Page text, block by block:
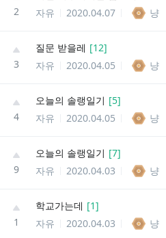
2
자유
2020.04.07 냥
3
질문 받을레 [12]
자유
2020.04.05 냥
4
오늘의 솔랭일기 [5]
자유
2020.04.05 냥
9
오늘의 솔랭일기 [7]
자유
2020.04.03 냥
1
학교가는데 [1]
자유
2020.04.03 냥